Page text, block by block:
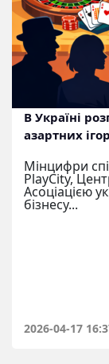
В Україні
азартних
Мінцифри
PlayCity,
Асоціацією
бізнесу...
2026-04-17